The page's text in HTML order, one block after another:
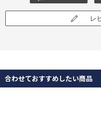
レ
合わせておすすめしたい商品